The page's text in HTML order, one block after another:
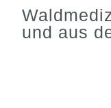
und aus